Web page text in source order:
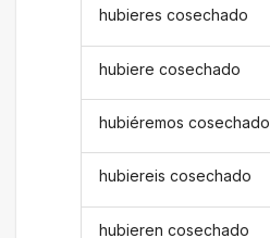
hubieres cosechado
hubiere cosechado
hubiéremos cosechado
hubiereis cosechado
hubieren cosechado